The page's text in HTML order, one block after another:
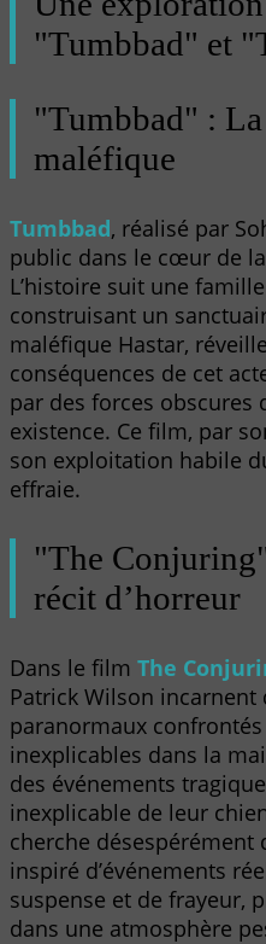
"Tumbbad" et
"Tumbbad" :
maléfique
Tumbbad, réalisé par
public dans le cœur de
L’histoire suit une
construisant un
maléfique Hastar,
conséquences de cet
par des forces obscures
existence. Ce film, par
son exploitation habile
effraie.
"The
récit d’horreur
Dans le film The
Patrick Wilson incarnent
paranormaux
inexplicables dans la
des événements
inexplicable de leur
cherche désespérément
inspiré d’événements
suspense et de frayeur,
dans une atmosphère